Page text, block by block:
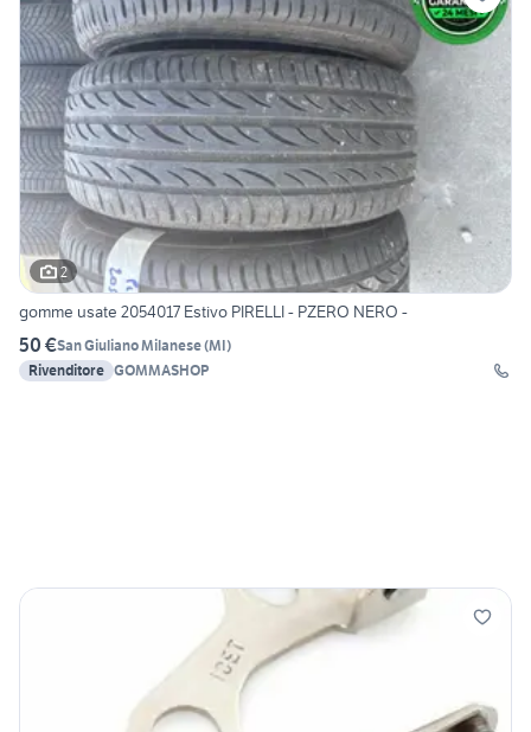
2
gomme usate 2054017 Estivo PIRELLI - PZERO NERO -
50 €San Giuliano Milanese(MI)
Rivenditore GOMMASHOP